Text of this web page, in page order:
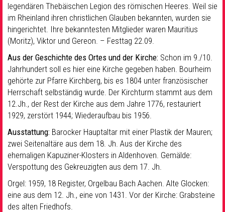
legendären Thebäischen Legion des römischen Heeres. Weil sie
im Rheinland ihren christlichen Glauben bekannten, wurden sie
hingerichtet. Ihre bekanntesten Mitglieder waren Mauritius
(Moritz), Viktor und Gereon. – Festtag 22.09.
Aus der Geschichte des Ortes und der Kirche: Schon im 9./10.
Jahrhundert soll es hier eine Kirche gegeben haben. Bourheim
gehörte zur Pfarre Kirchberg, bis es 1804 unter französischer
Herrschaft selbständig wurde. Der Kirchturm stammt aus dem
12.Jh., der Rest der Kirche aus dem Jahre 1776, restauriert
1929, zerstört 1944; Wiederaufbau bis 1956.
Ausstattung: Barocker Hauptaltar mit einer Plastik der Mauren;
zwei Seitenaltäre aus dem 18. Jh. Aus der Kirche des
ehemaligen Kapuziner-Klosters in Aldenhoven. Gemälde:
Verspottung des Gekreuzigten aus dem 17. Jh.
Orgel: 1959, 18 Register, Orgelbau Bach Aachen. Alte Glocken:
eine aus dem 12. Jh., eine von 1431. Vor der Kirche: Grabsteine
des alten Friedhofs.